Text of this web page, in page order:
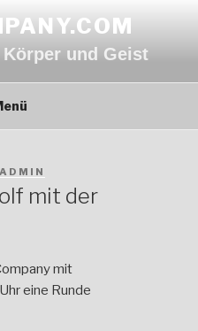
und Geist
mit der
mit
eine Runde